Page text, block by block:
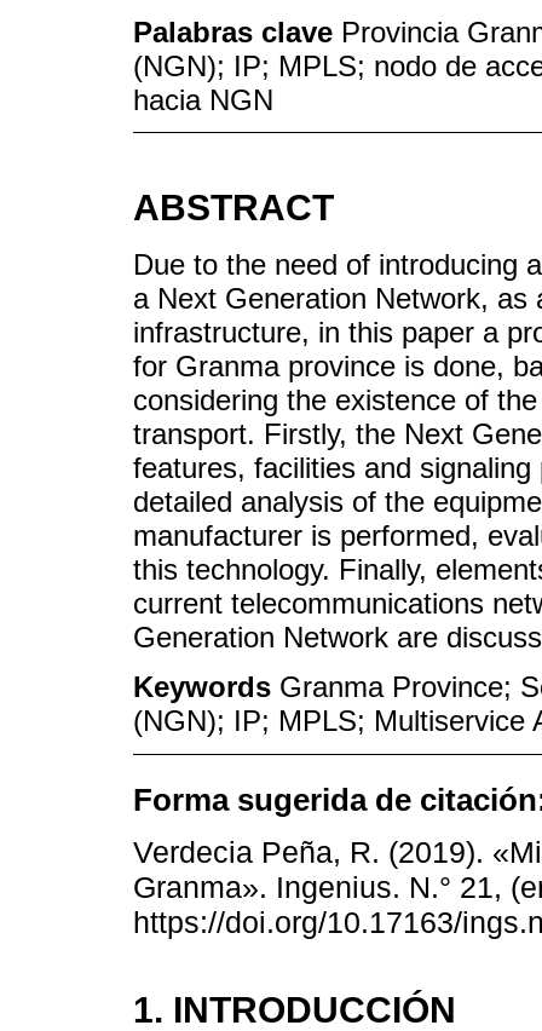
Palabras clave Provincia
(NGN); IP; MPLS; nodo de
hacia NGN
ABSTRACT
Due to the need of introducing
a Next Generation Network,
infrastructure, in this paper a
for Granma province is done,
considering the existence of
transport. Firstly, the Next
features, facilities and
detailed analysis of the
manufacturer is performed,
this technology. Finally,
current telecommunications
Generation Network are
Keywords Granma Province;
(NGN); IP; MPLS; Multiservice
Forma sugerida de
Verdecia Peña, R. (2019).
Granma». Ingenius. N.° 21,
https://doi.org/10.17163/
1. INTRODUCCIÓN